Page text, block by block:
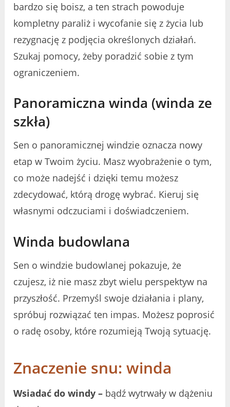
bardzo się boisz, a ten strach powoduje
kompletny paraliż i wycofanie się z życia lub
rezygnację z podjęcia określonych działań.
Szukaj pomocy, żeby poradzić sobie z tym
ograniczeniem.
Panoramiczna winda (winda ze
szkła)
Sen o panoramicznej windzie oznacza nowy
etap w Twoim życiu. Masz wyobrażenie o tym,
co może nadejść i dzięki temu możesz
zdecydować, którą drogę wybrać. Kieruj się
własnymi odczuciami i doświadczeniem.
Winda budowlana
Sen o windzie budowlanej pokazuje, że
czujesz, iż nie masz zbyt wielu perspektyw na
przyszłość. Przemyśl swoje działania i plany,
spróbuj rozwiązać ten impas. Możesz poprosić
o radę osoby, które rozumieją Twoją sytuację.
Znaczenie snu: winda
Wsiadać do windy – bądź wytrwały w dążeniu